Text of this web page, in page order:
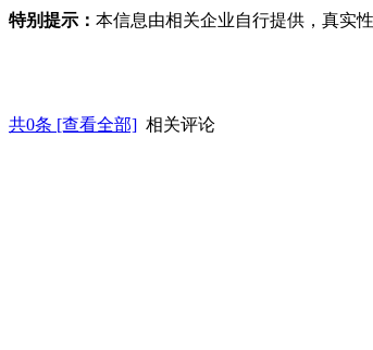
特别提示： 本信息由相关企业自行提供，真实
共0条 [查看全部] 相关评论